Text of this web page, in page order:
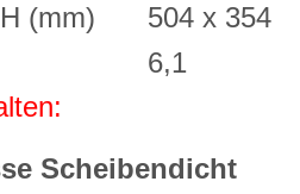
(mm)
504 x 354
6,1
Scheibendicht